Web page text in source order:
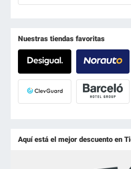
Nuestras tiendas favoritas
Aquí está el mejor descuento en